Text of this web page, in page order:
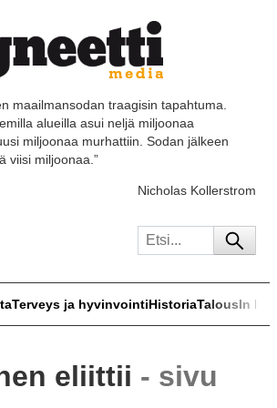
maailmansodan traagisin tapahtuma.
alueilla asui neljä miljoonaa
miljoonaa murhattiin. Sodan jälkeen
viisi miljoonaa.”
Nicholas Kollerstrom
Terveys ja hyvinvointiHistoriaTalousIn
eliittii - sivu